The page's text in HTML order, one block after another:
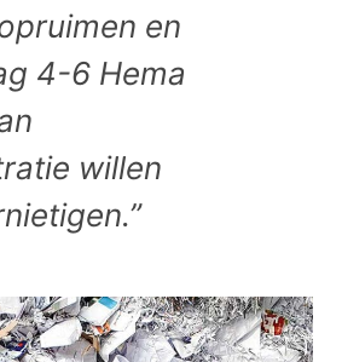
en
4-6 Hema
willen